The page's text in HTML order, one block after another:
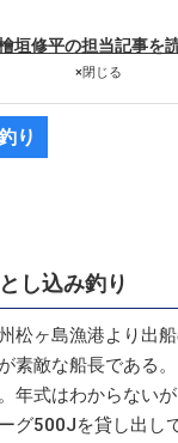
垣修平の担当記事を
×閉じる
り
し込み釣り
松ヶ島漁港より出
素敵な船長である
年式はわからない
グ500Jを貸し出し